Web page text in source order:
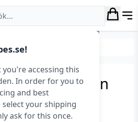
accessing this
In order for you to
and best
select your shipping
ask for this once.
– Bespin